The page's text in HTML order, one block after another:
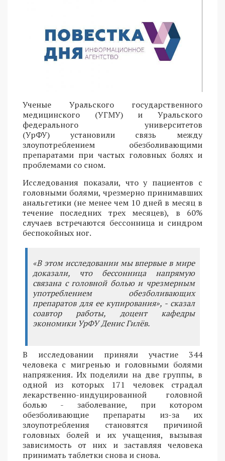
Ученые Уральского государственного
медицинского (УГМУ) и Уральского
федерального университетов
(УрФУ) установили связь между
злоупотреблением обезболивающими
препаратами при частых головных болях и
проблемами со сном.
Исследования показали, что у пациентов с
головными болями, чрезмерно принимавших
анальгетики (не менее чем 10 дней в месяц в
течение последних трех месяцев), в 60%
случаев встречаются бессонница и синдром
беспокойных ног.
«В этом исследовании мы впервые в мире
доказали, что бессонница напрямую
связана с головной болью и чрезмерным
употреблением обезболивающих
препаратов для ее купирования», - сказал
соавтор работы, доцент кафедры
экономики УрФУ Денис Гилёв.
В исследовании приняли участие 344
человека с мигренью и головными болями
напряжения. Их поделили на две группы, в
одной из которых 171 человек страдал
лекарственно-индуцированной головной
болью - заболевание, при котором
обезболивающие препараты из-за их
злоупотребления становятся причиной
головных болей и их учащения, вызывая
зависимость от них и заставляя человека
принимать таблетки снова и снова.